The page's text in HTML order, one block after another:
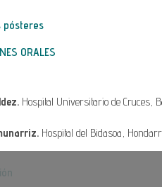
pósteres
ORALES
Hospital Universitario de Cruces,
Hospital del Bidasoa,